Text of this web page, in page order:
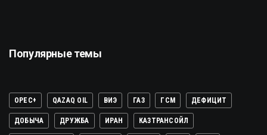
Популярные темы
OPEC+ QAZAQ OIL ВИЭ ГАЗ ГСМ ДЕФИЦИТ
ДОБЫЧА ДРУЖБА ИРАН КАЗТРАНСОЙЛ